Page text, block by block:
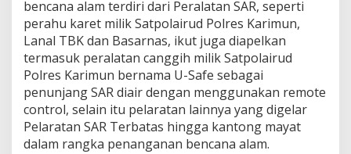
bencana alam terdiri dari Peralatan SAR, seperti
perahu karet milik Satpolairud Polres Karimun,
Lanal TBK dan Basarnas, ikut juga diapelkan
termasuk peralatan canggih milik Satpolairud
Polres Karimun bernama U-Safe sebagai
penunjang SAR diair dengan menggunakan remote
control, selain itu pelaratan lainnya yang digelar
Pelaratan SAR Terbatas hingga kantong mayat
dalam rangka penanganan bencana alam.